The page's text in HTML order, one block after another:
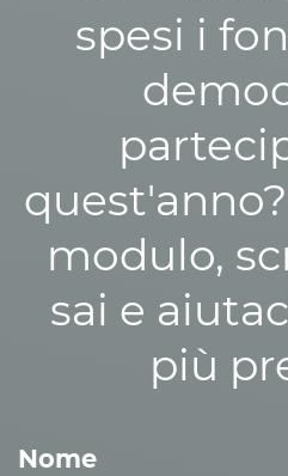
spesi i
modulo,
sai e
più
Nome